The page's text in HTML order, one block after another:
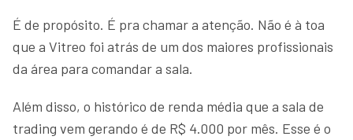
É de propósito. É pra chamar a atenção. Não é à toa
que a Vitreo foi atrás de um dos maiores profissionais
da área para comandar a sala.
Além disso, o histórico de renda média que a sala de
trading vem gerando é de R$ 4.000 por mês. Esse é o